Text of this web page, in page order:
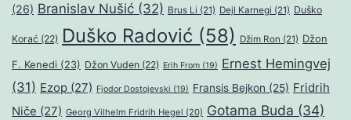
(26) Branislav Nušić (32) Brus Li (21) Dejl Karnegi (21) Duško
Korać (22) Duško Radović (58) Džim Ron (21) Džon
F. Kenedi (23) Džon Vuden (22) Erih From (19) Ernest Hemingvej
(31) Ezop (27) Fjodor Dostojevski (19) Fransis Bejkon (25) Fridrih
Niče (27) Georg Vilhelm Fridrih Hegel (20) Gotama Buda (34)